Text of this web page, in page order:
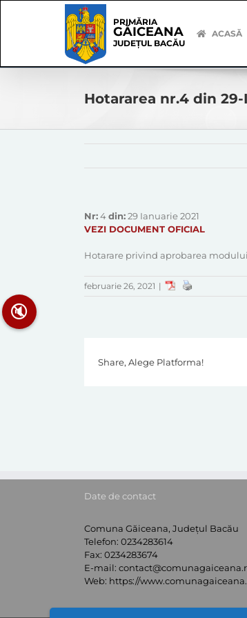
PRIMĂRIA
GĂICEANA
JUDEȚUL BACĂU
ACASĂ
Hotararea nr.4 din 29-
Nr:4din:29 Ianuarie 2021
VEZI DOCUMENT OFICIAL
Hotarare privind aprobarea
februarie 26, 2021 |
Share, Alege Platforma!
Date de contact
Comuna Găiceana, Județul Bacău
Telefon: 0234283614
Fax: 0234283674
E-mail:
Web: https://
🔇